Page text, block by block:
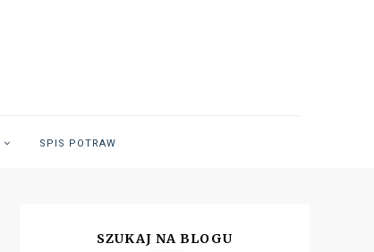
SPIS POTRAW
SZUKAJ NA BLOGU